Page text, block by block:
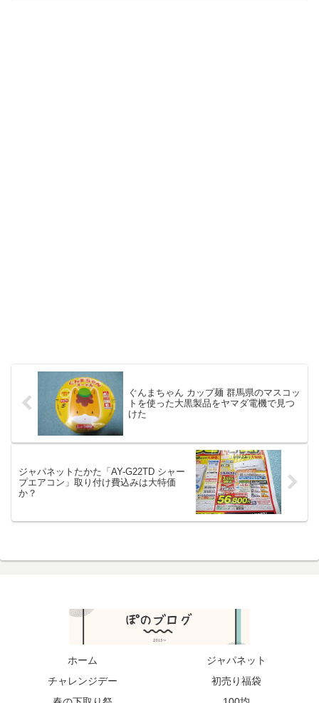
ぐんまちゃん カップ麺 群馬県のマスコッ
トを使った大黒製品をヤマダ電機で見つ
けた
ジャパネットたかた「AY-G22TD シャー
プエアコン」取り付け費込みは大特価
か？
ホーム
ジャパネット
チャレンジデー
初売り福袋